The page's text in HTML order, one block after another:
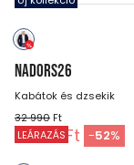
NADORS26
Kabátok és dzsekik
32 990 Ft
15 990Ft -52%
LEÁRAZÁS